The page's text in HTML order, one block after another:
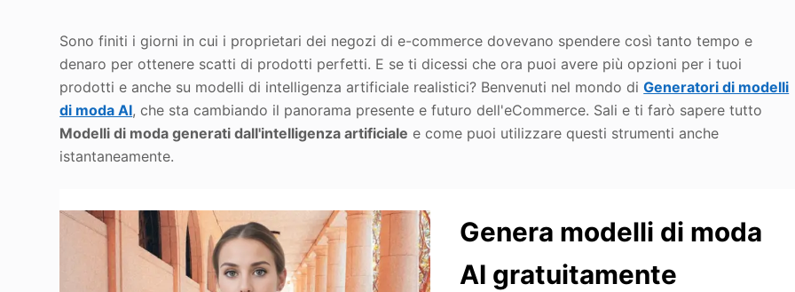
Sono finiti i giorni in cui i proprietari dei negozi di e-commerce dovevano spendere così tanto tempo e
denaro per ottenere scatti di prodotti perfetti. E se ti dicessi che ora puoi avere più opzioni per i tuoi
prodotti e anche su modelli di intelligenza artificiale realistici? Benvenuti nel mondo diGeneratori di modelli
di moda AI, che sta cambiando il panorama presente e futuro dell'eCommerce. Sali e ti farò sapere tutto
Modelli di moda generati dall'intelligenza artificiale e come puoi utilizzare questi strumenti anche
istantaneamente.
Genera modelli di moda
AI gratuitamente